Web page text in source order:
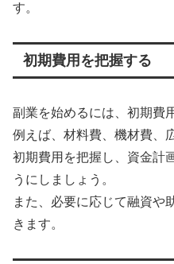
す。
初期費用を把握する
副業を始めるには、初期費
例えば、材料費、機材費、
初期費用を把握し、資金計
うにしましょう。
また、必要に応じて融資や
きます。